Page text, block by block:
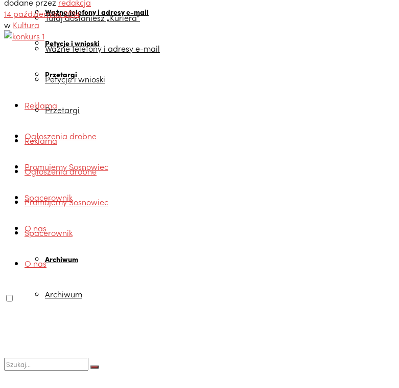
Ważne telefony i adresy e-mail
Petycje i wnioski
Przetargi
Reklama
Ogłoszenia drobne
Promujemy Sosnowiec
Spacerownik
O nas
Archiwum
Tutaj dostaniesz „Kuriera”
Ważne telefony i adresy e-mail
Petycje i wnioski
Przetargi
Reklama
Ogłoszenia drobne
Promujemy Sosnowiec
Spacerownik
O nas
Archiwum
14 października 2014
w Kultura